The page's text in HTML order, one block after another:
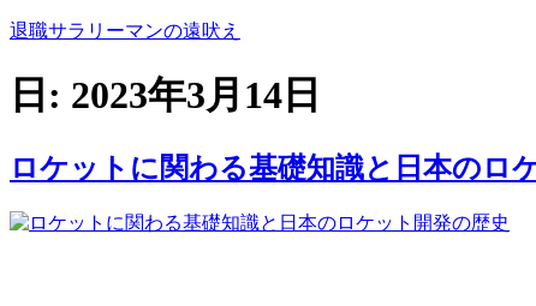
コ
テ
ン
へ
ス
ッ
退職サラリーマンの遠吠え
日: 2023年3月14日
ロケットに関わる基礎知識と日本のロ